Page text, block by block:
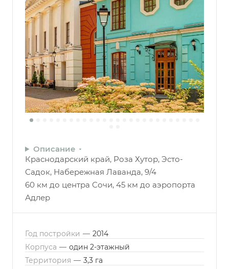
Описание
Краснодарский край, Роза Хутор, Эсто-
Садок, Набережная Лаванда, 9/4
60 км до центра Сочи, 45 км до аэропорта
Адлер
Год постройки — 2014
Корпуса — один 2-этажный
Территория — 3,3 га